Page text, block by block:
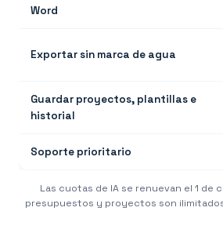
Word
Exportar sin marca de agua
Guardar proyectos, plantillas e
historial
Soporte prioritario
Las cuotas de IA se renuevan el 1 de
presupuestos y proyectos son